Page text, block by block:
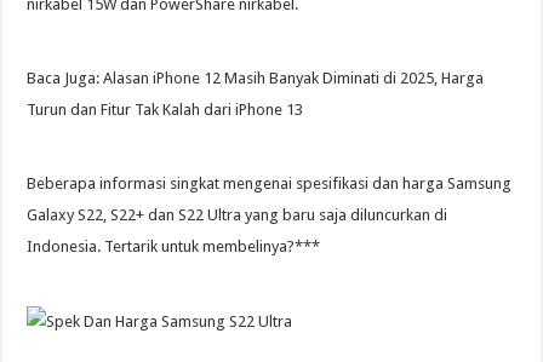
nirkabel 15W dan PowerShare nirkabel.
Baca Juga: Alasan iPhone 12 Masih Banyak Diminati di 2025, Harga
Turun dan Fitur Tak Kalah dari iPhone 13
Beberapa informasi singkat mengenai spesifikasi dan harga Samsung
Galaxy S22, S22+ dan S22 Ultra yang baru saja diluncurkan di
Indonesia. Tertarik untuk membelinya?***